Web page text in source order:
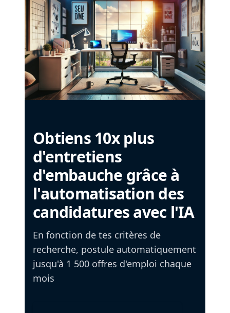
Obtiens 10x plus
d'entretiens
d'embauche grâce à
l'automatisation des
candidatures avec l'IA
En fonction de tes critères de
recherche, postule automatiquement
jusqu'à 1 500 offres d'emploi chaque
mois